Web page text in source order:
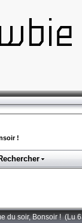
!
du soir, Bonsoir ! (Lu